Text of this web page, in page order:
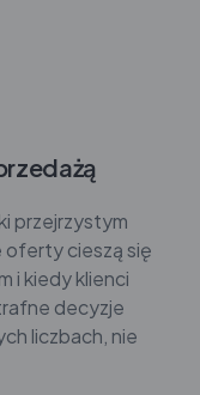
przejrzystym
oferty cieszą się
i kiedy klienci
decyzje
liczbach, nie